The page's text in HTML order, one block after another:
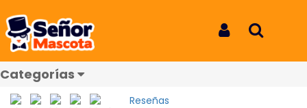
Categorías
Feli Form x 30 Tab
Feli Form x 30 Tab
REF: 8657
Reseñas